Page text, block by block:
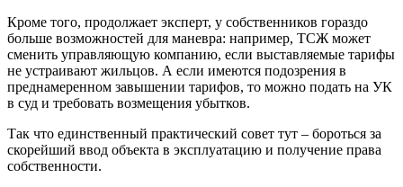
Кроме того, продолжает эксперт, у собственников гораздо
больше возможностей для маневра: например, ТСЖ может
сменить управляющую компанию, если выставляемые тарифы
не устраивают жильцов. А если имеются подозрения в
преднамеренном завышении тарифов, то можно подать на УК
в суд и требовать возмещения убытков.
Так что единственный практический совет тут – бороться за
скорейший ввод объекта в эксплуатацию и получение права
собственности.